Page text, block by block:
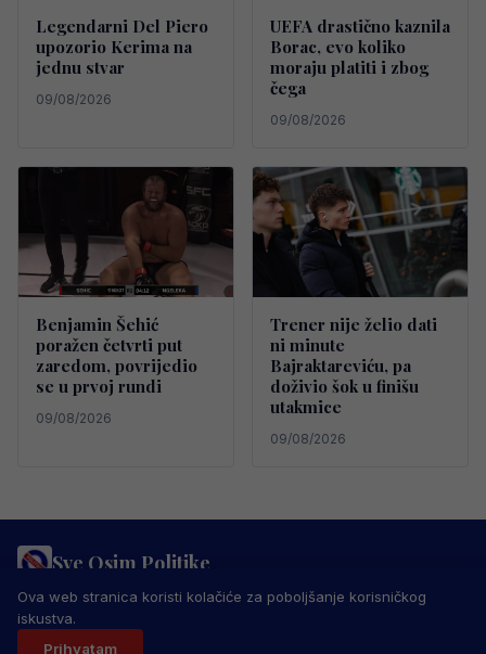
Legendarni Del Piero
upozorio Kerima na
jednu stvar
09/08/2026
UEFA drastično kaznila
Borac, evo koliko
moraju platiti i zbog
čega
09/08/2026
Benjamin Šehić
poražen četvrti put
zaredom, povrijedio
se u prvoj rundi
09/08/2026
Trener nije želio dati
ni minute
Bajraktareviću, pa
doživio šok u finišu
utakmice
09/08/2026
Sve Osim Politike
PRAVILA PRIVATNOSTIMARKETING USLOVI KORIŠTENJA
IMPRESSUM
© 2026 Sve Osim Politike. Sva prava zadržana.
Ova web stranica koristi kolačiće za poboljšanje korisničkog
iskustva.
Prihvatam